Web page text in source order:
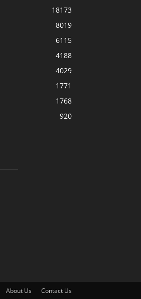
18173
8019
6115
4188
4029
1771
1768
920
About Us Contact Us